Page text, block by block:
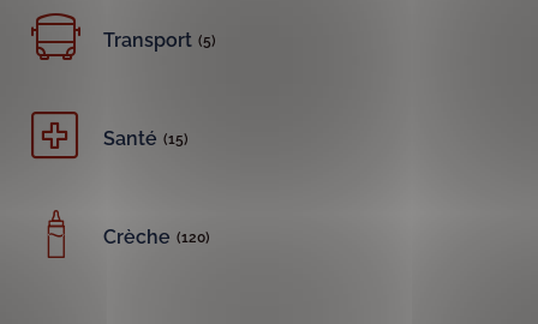
Transport (5)
Santé (15)
Crèche (120)